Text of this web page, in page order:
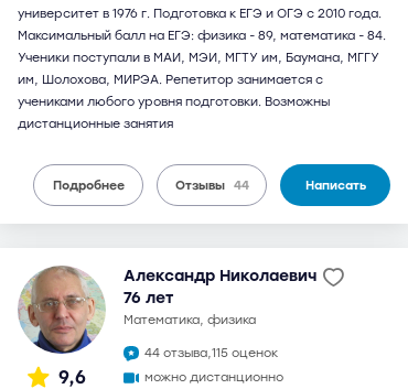
университет в 1976 г. Подготовка к ЕГЭ и ОГЭ с 2010 года.
Максимальный балл на ЕГЭ: физика - 89, математика - 84.
Ученики поступали в МАИ, МЭИ, МГТУ им, Баумана, МГГУ
им, Шолохова, МИРЭА. Репетитор занимается с
учениками любого уровня подготовки. Возможны
дистанционные занятия
Подробнее Отзывы 44 Написать
9,6
Александр Николаевич
76 лет
математика, физика
44 отзыва,115 оценок
можно дистанционно